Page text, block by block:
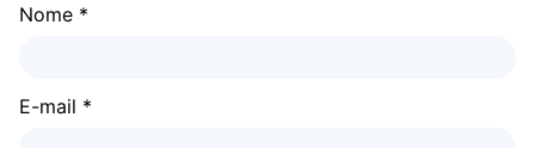
Nome *
E-mail *